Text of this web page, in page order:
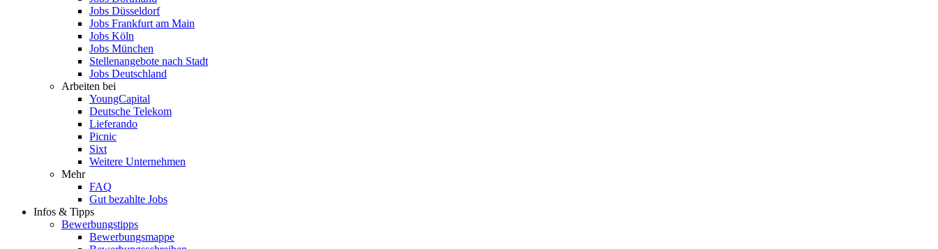
Jobs Düsseldorf
Jobs Frankfurt am Main
Jobs Köln
Jobs München
Stellenangebote nach Stadt
Jobs Deutschland
Arbeiten bei
YoungCapital
Deutsche Telekom
Lieferando
Picnic
Sixt
Weitere Unternehmen
Mehr
FAQ
Gut bezahlte Jobs
Infos & Tipps
Bewerbungstipps
Bewerbungsmappe